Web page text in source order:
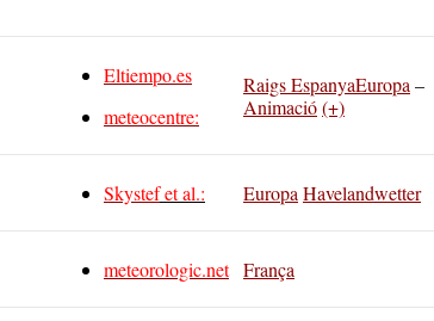
Eltiempo.es
meteocentre:
Raigs EspanyaEuropa –
Animació(+)
Skystefet al.: Europa Havelandwetter
meteorologic.net França